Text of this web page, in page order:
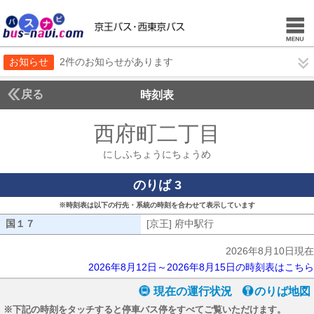
お知らせ 2件のお知らせがあります
戻る 時刻表
西府町二丁目
にしふちょうにちょうめ
のりば 3
※時刻表は以下の行先・系統の時刻を合わせて表示しています
国１７ [京王] 府中駅行
2026年8月10日現在
2026年8月12日～2026年8月15日の時刻表はこちら
現在の運行状況 のりば地図
※下記の時刻をタッチすると停車バス停をすべてご覧いただけます。